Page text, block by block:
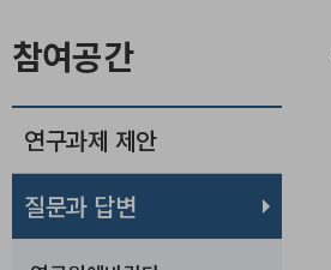
참여공간
연구과제 제안
질문과 답변